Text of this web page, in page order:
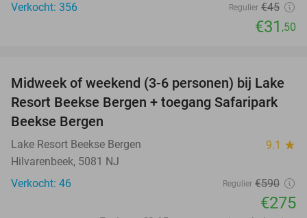
Verkocht: 356
Regulier €45
€31 ,50
53%
Midweek of weekend (3-6 personen) bij Lake
Resort Beekse Bergen + toegang Safaripark
Beekse Bergen
Lake Resort Beekse Bergen 9.1 star
Hilvarenbeek, 5081 NJ
Verkocht: 46
Regulier €590
€275